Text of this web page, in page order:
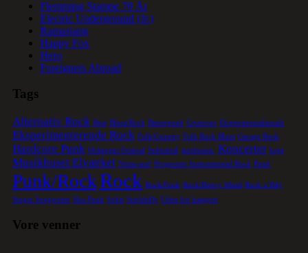
Flemming Stampe 70 År
Electric Underground (Jr.)
Ramasjang
Happy Fox
Hero
Foreigners Abroad
Tags
Alternativ Rock Beat Blues/Rock Børnepunk Crustcore Eksperimentalmusik
Eksperimenterende Rock Folk/Country Folk Rock Blues Garage Rock
Hardcore Punk Helsingør Festival Industrial jazzfusion. Koncerter kopi
Musikhuset Elværket Noise-surf Progressiv Instruemental Rock Punk
Punk/RockRock Rock/Funk Rock/Heavy Metal Rock a´Bily
Singer Songwriter Ska-Punk Solist Surfabilly Uden for kategori
Vore venner